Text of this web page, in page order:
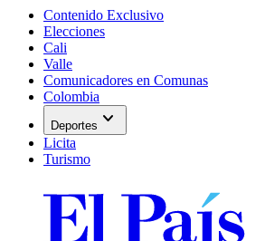
Contenido Exclusivo
Elecciones
Cali
Valle
Comunicadores en Comunas
Colombia
Deportes expand_more
Licita
Turismo